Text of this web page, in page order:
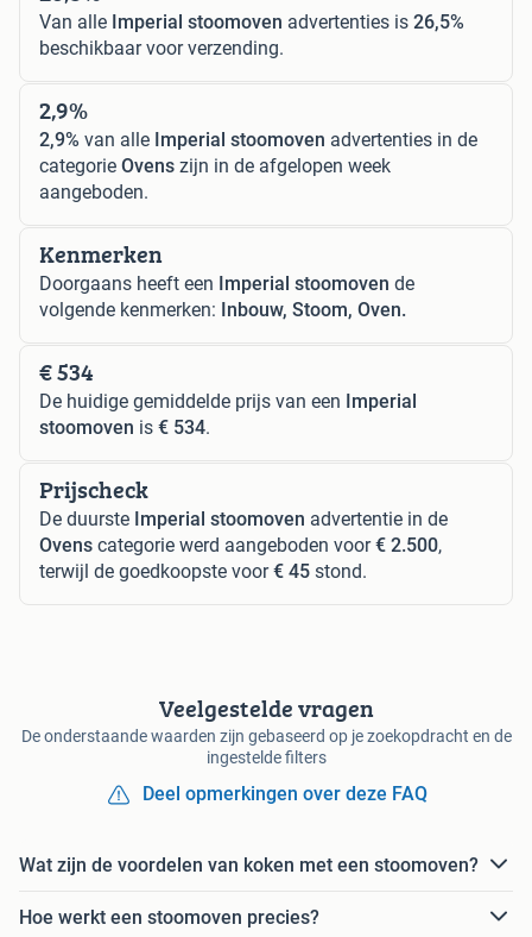
Van alle Imperial stoomoven advertenties is 26,5%
beschikbaar voor verzending.
2,9%
2,9% van alle Imperial stoomoven advertenties in de
categorie Ovens zijn in de afgelopen week
aangeboden.
Kenmerken
Doorgaans heeft een Imperial stoomoven de
volgende kenmerken: Inbouw, Stoom, Oven.
€ 534
De huidige gemiddelde prijs van een Imperial
stoomoven is € 534.
Prijscheck
De duurste Imperial stoomoven advertentie in de
Ovens categorie werd aangeboden voor€ 2.500,
terwijl de goedkoopste voor€ 45 stond.
Veelgestelde vragen
De onderstaande waarden zijn gebaseerd op je zoekopdracht en de
ingestelde filters
Deel opmerkingen over deze FAQ
Wat zijn de voordelen van koken met een stoomoven?
Hoe werkt een stoomoven precies?